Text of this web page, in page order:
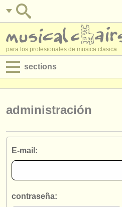
para los profesionales de musica clasica
sections
empleos - administración
cursillos
administración
E-mail:
contraseña: